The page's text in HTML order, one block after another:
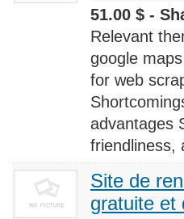
51.00 $ -
Relevant
google
for web
advantages
friendliness,
Site de
gratuite et